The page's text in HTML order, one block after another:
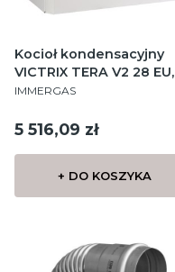
Kocioł kondensacyjny
VICTRIX TERA V2 28 EU,
dwufunkcyjny, wiszący
PRODUCENT
IMMERGAS
Cena
5 516,09 zł
+ DO KOSZYKA